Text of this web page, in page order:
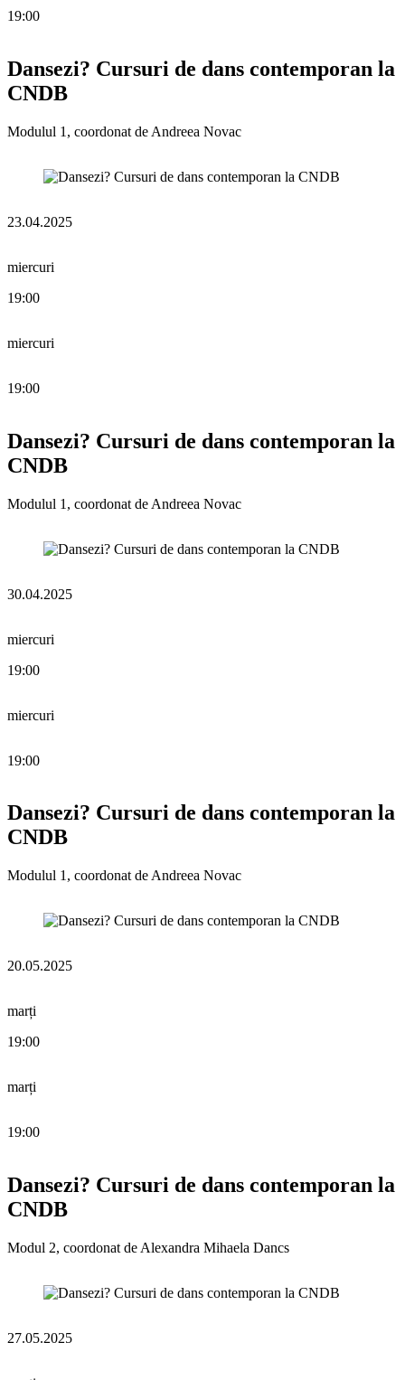
19:00
Dansezi? Cursuri de dans contemporan la
CNDB
Modulul 1, coordonat de Andreea Novac
23.04.2025
miercuri
19:00
miercuri
19:00
Dansezi? Cursuri de dans contemporan la
CNDB
Modulul 1, coordonat de Andreea Novac
30.04.2025
miercuri
19:00
miercuri
19:00
Dansezi? Cursuri de dans contemporan la
CNDB
Modulul 1, coordonat de Andreea Novac
20.05.2025
marți
19:00
marți
19:00
Dansezi? Cursuri de dans contemporan la
CNDB
Modul 2, coordonat de Alexandra Mihaela Dancs
27.05.2025